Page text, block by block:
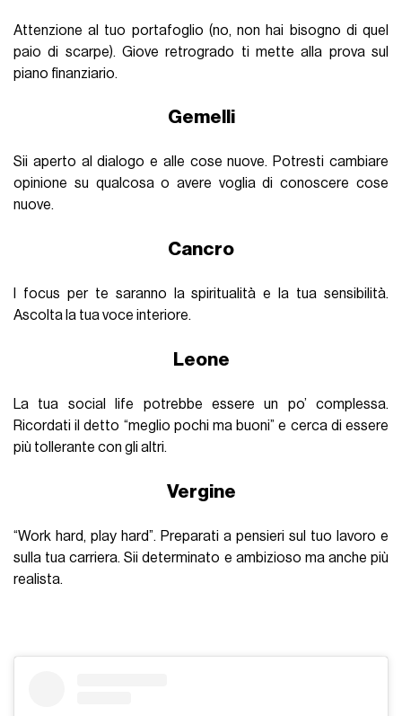
Attenzione al tuo portafoglio (no, non hai bisogno di quel
paio di scarpe). Giove retrogrado ti mette alla prova sul
piano finanziario.
Gemelli
Sii aperto al dialogo e alle cose nuove. Potresti cambiare
opinione su qualcosa o avere voglia di conoscere cose
nuove.
Cancro
I focus per te saranno la spiritualità e la tua sensibilità.
Ascolta la tua voce interiore.
Leone
La tua social life potrebbe essere un po’ complessa.
Ricordati il detto “meglio pochi ma buoni” e cerca di essere
più tollerante con gli altri.
Vergine
“Work hard, play hard”. Preparati a pensieri sul tuo lavoro e
sulla tua carriera. Sii determinato e ambizioso ma anche più
realista.